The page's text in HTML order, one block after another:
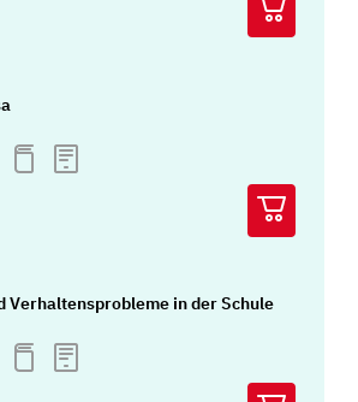
Verhaltensprobleme in der Schule